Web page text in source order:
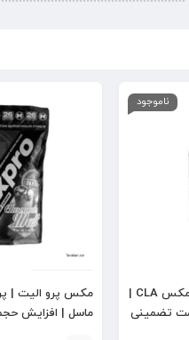
ناموجود
سی ال ای مکس ماسل | مکس CLA |
تضمینی
مکس پرو الیت |
ماسل | افزایش